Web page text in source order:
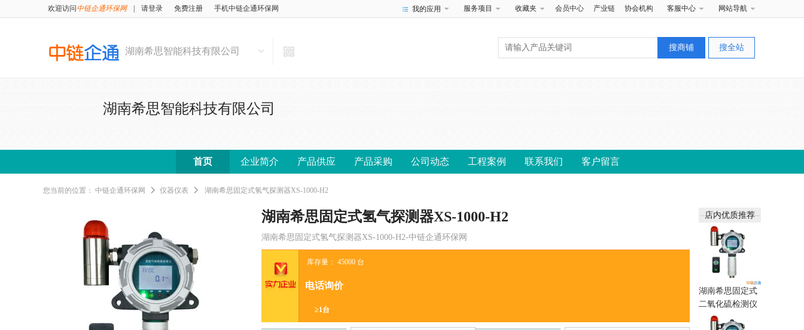
欢迎访问 中链企通环保网 请登录 免费注册 手机中链企通环保网 我的应用 服务项目 收藏夹 会员中心 产业链 协会机构 客服中心 网站导航
湖南希思智能科技有限公司
湖南希思智能科技有限公司
首页 企业简介 产品供应 产品采购 公司动态 工程案例 联系我们 客户留言
您当前的位置： 中链企通环保网 仪器仪表 湖南希思固定式氢气探测器XS-1000-H2
湖南希思固定式氢气探测器XS-1000-H2
湖南希思固定式氢气探测器XS-1000-H2-中链企通环保网
库存量： 45000 台
电话询价
≥1台
店内优质推荐
湖南希思固定式
二氧化硫检测仪
XS-1000-SO2